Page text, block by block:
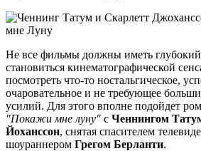
Не все фильмы должны иметь
становиться кинематографической
посмотреть что-то ностальгическое,
очаровательное и не требующее
усилий. Для этого вполне подойдет
"Покажи мне луну" с Ченнингом
Йоханссон, снятая спасителем
шоураннером Грегом Берланти.